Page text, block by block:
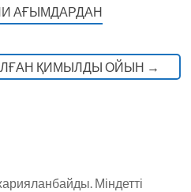
АҒЫМДАРДАН
ҚИМЫЛДЫ ОЙЫН →
Міндетті